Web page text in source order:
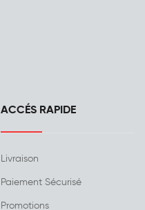
ACCÉS RAPIDE
Livraison
Paiement Sécurisé
Promotions